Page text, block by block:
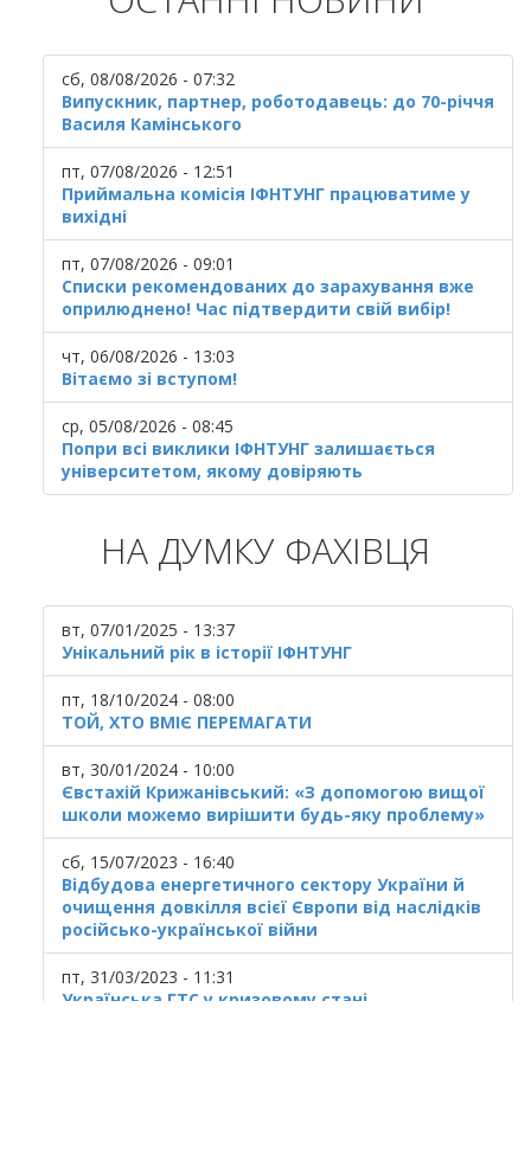
сб, 08/08/2026 - 07:32
Випускник, партнер, роботодавець: до 70-річчя
Василя Камінського
пт, 07/08/2026 - 12:51
Приймальна комісія ІФНТУНГ працюватиме у
вихідні
пт, 07/08/2026 - 09:01
Списки рекомендованих до зарахування вже
оприлюднено! Час підтвердити свій вибір!
чт, 06/08/2026 - 13:03
Вітаємо зі вступом!
ср, 05/08/2026 - 08:45
Попри всі виклики ІФНТУНГ залишається
університетом, якому довіряють
НА ДУМКУ ФАХІВЦЯ
вт, 07/01/2025 - 13:37
Унікальний рік в історії ІФНТУНГ
пт, 18/10/2024 - 08:00
ТОЙ, ХТО ВМІЄ ПЕРЕМАГАТИ
вт, 30/01/2024 - 10:00
Євстахій Крижанівський: «З допомогою вищої
школи можемо вирішити будь-яку проблему»
сб, 15/07/2023 - 16:40
Відбудова енергетичного сектору України й
очищення довкілля всієї Європи від наслідків
російсько-української війни
пт, 31/03/2023 - 11:31
Українська ГТС у кризовому стані